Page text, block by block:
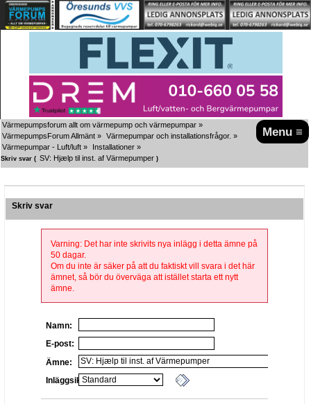
Menu ≡
Värmepumpsforum allt om värmepump och värmepumpar »
VärmepumpsForum Allmänt » Värmepumpar och installationsfrågor. »
Värmepumpar - Luft/luft » Installationer »
Skriv svar ( SV: Hjælp til inst. af Värmepumper )
Skriv svar
Varning: Det har inte skrivits nya inlägg i detta ämne på
50 dagar.
Om du inte är säker på att du faktiskt vill svara i det här
ämnet, så bör du överväga att istället starta ett nytt
ämne.
Namn:
E-post:
Ämne:
Inläggsikon: